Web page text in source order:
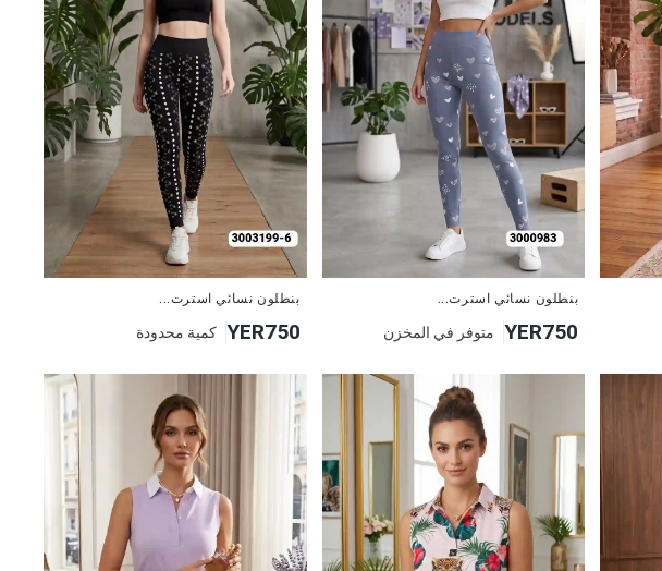
بنطلون نسائي استرت...
YER750 متوفر في المخزن
بنطلون نسائي استرت...
YER750 كمية محدودة